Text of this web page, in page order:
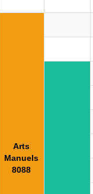
Arts
Manuels
8088